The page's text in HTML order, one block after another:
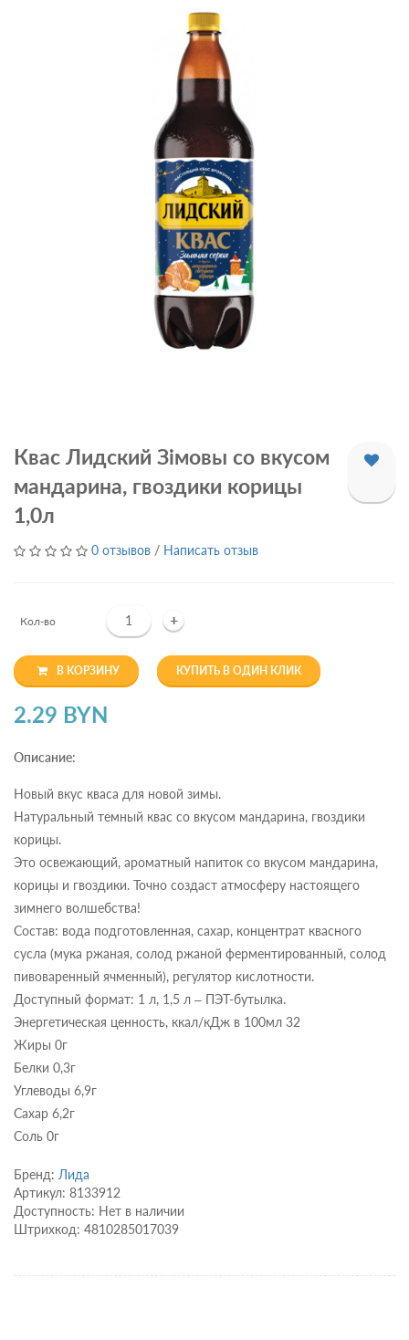
Квас Лидский Зiмовы со вкусом
мандарина, гвоздики корицы
1,0л
0 отзывов / Написать отзыв
Кол-во +
В КОРЗИНУ КУПИТЬ В ОДИН КЛИК
2.29 BYN
Описание:
Новый вкус кваса для новой зимы.
Натуральный темный квас со вкусом мандарина, гвоздики
корицы.
Это освежающий, ароматный напиток со вкусом мандарина,
корицы и гвоздики. Точно создаст атмосферу настоящего
зимнего волшебства!
Состав: вода подготовленная, сахар, концентрат квасного
сусла (мука ржаная, солод ржаной ферментированный, солод
пивоваренный ячменный), регулятор кислотности.
Доступный формат: 1 л, 1,5 л – ПЭТ-бутылка.
Энергетическая ценность, ккал/кДж в 100мл 32
Жиры 0г
Белки 0,3г
Углеводы 6,9г
Сахар 6,2г
Соль 0г
Бренд: Лида
Артикул: 8133912
Доступность: Нет в наличии
Штрихкод: 4810285017039